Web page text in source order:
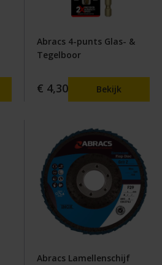
Abracs 4-punts Glas- &
Tegelboor
€ 4,30 Bekijk
Abracs Lamellenschijf